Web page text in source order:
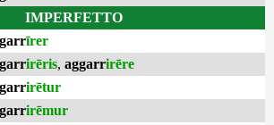
IMPERFETTO
īrer
irēris, aggarrirēre
irētur
irēmur